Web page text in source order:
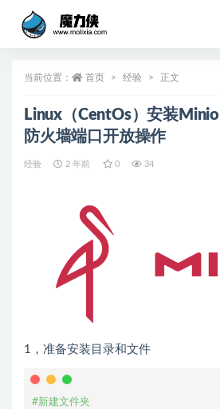
当前位置： 首页 经验 正文
Linux（CentOs）安装
防火墙端口开放操作
经验 2 年前 0 34
1，准备安装目录和文件
#新建文件夹